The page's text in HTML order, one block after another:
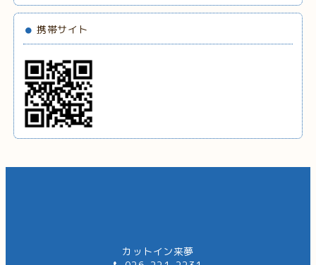
携帯サイト
カットイン来夢